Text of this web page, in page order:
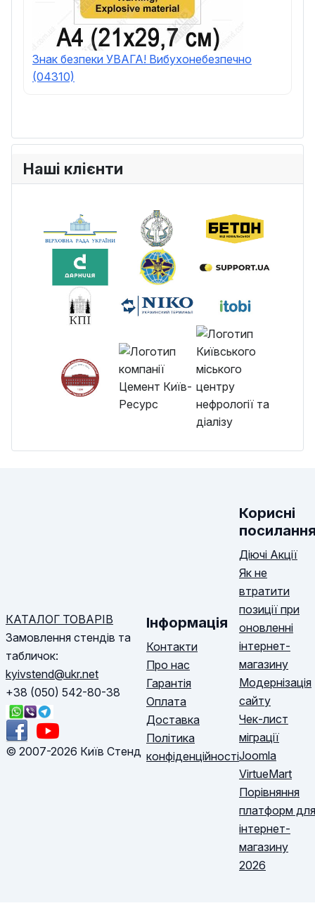
Знак безпеки УВАГА! Вибухонебезпечно
(04310)
Наші клієнти
КАТАЛОГ ТОВАРІВ
Замовлення стендів та
табличок:
kyivstend@ukr.net
+38 (050) 542-80-38
© 2007-2026 Київ Стенд
Інформація
Контакти
Про нас
Гарантія
Оплата
Доставка
Політика
конфіденційності
Корисні
Діючі Акції
Як не
втратити
позиції при
оновленні
інтернет-
магазину
Модернізація
сайту
Чек-лист
міграції
Joomla
VirtueMart
Порівняння
платформ для
інтернет-
магазину
2026